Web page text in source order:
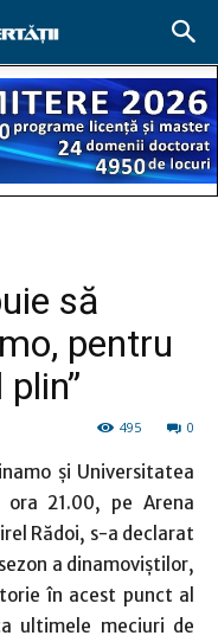
să
pentru
0
495
şi Universitatea
21.00, pe Arena
Rădoi, s-a declarat
a dinamoviştilor,
în acest punct al
ultimele meciuri de